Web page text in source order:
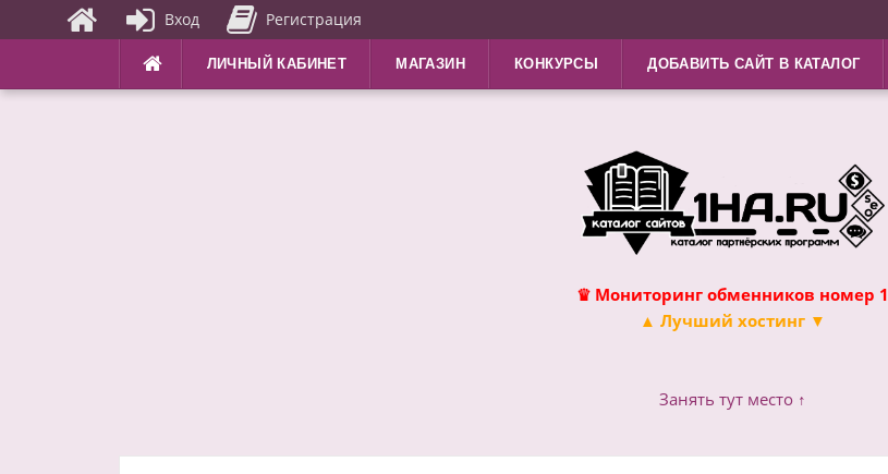
ЛИЧНЫЙ КАБИНЕТ МАГАЗИН КОНКУРСЫ ДОБАВИТЬ САЙТ В КАТАЛОГ
♛ Мониторинг обменников номер 1
▲ Лучший хостинг ▼
Занять тут место ↑
Вход Регистрация